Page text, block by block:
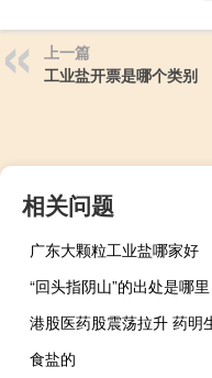
上一篇
工业盐开票是哪个类别
相关问题
广东大颗粒工业盐哪家好
“回头指阴山”的出处是哪里
食盐的